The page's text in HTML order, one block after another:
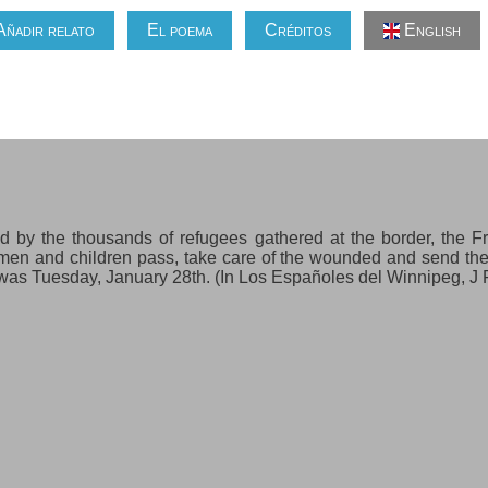
relato El poema Créditos English
by the thousands of refugees gathered at the border, the
and children pass, take care of the wounded and send
Tuesday, January 28th. (In Los Españoles del Winnipeg, J